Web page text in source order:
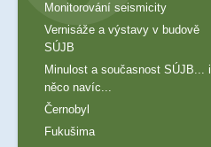
Monitorování seismicity
Vernisáže a výstavy v budově
SÚJB
Minulost a současnost SÚJB... i
něco navíc...
Černobyl
Fukušima